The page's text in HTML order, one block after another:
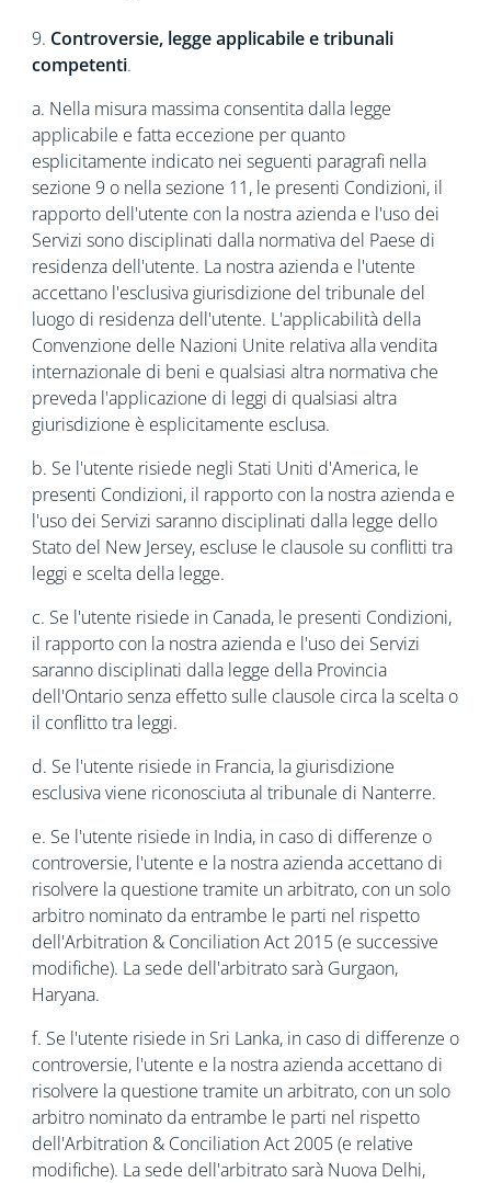
9. Controversie, legge applicabile e tribunali
competenti.
a. Nella misura massima consentita dalla legge
applicabile e fatta eccezione per quanto
esplicitamente indicato nei seguenti paragrafi nella
sezione 9 o nella sezione 11, le presenti Condizioni, il
rapporto dell'utente con la nostra azienda e l'uso dei
Servizi sono disciplinati dalla normativa del Paese di
residenza dell'utente. La nostra azienda e l'utente
accettano l'esclusiva giurisdizione del tribunale del
luogo di residenza dell'utente. L'applicabilità della
Convenzione delle Nazioni Unite relativa alla vendita
internazionale di beni e qualsiasi altra normativa che
preveda l'applicazione di leggi di qualsiasi altra
giurisdizione è esplicitamente esclusa.
b. Se l'utente risiede negli Stati Uniti d'America, le
presenti Condizioni, il rapporto con la nostra azienda e
l'uso dei Servizi saranno disciplinati dalla legge dello
Stato del New Jersey, escluse le clausole su conflitti tra
leggi e scelta della legge.
c. Se l'utente risiede in Canada, le presenti Condizioni,
il rapporto con la nostra azienda e l'uso dei Servizi
saranno disciplinati dalla legge della Provincia
dell'Ontario senza effetto sulle clausole circa la scelta o
il conflitto tra leggi.
d. Se l'utente risiede in Francia, la giurisdizione
esclusiva viene riconosciuta al tribunale di Nanterre.
e. Se l'utente risiede in India, in caso di differenze o
controversie, l'utente e la nostra azienda accettano di
risolvere la questione tramite un arbitrato, con un solo
arbitro nominato da entrambe le parti nel rispetto
dell'Arbitration & Conciliation Act 2015 (e successive
modifiche). La sede dell'arbitrato sarà Gurgaon,
Haryana.
f. Se l'utente risiede in Sri Lanka, in caso di differenze o
controversie, l'utente e la nostra azienda accettano di
risolvere la questione tramite un arbitrato, con un solo
arbitro nominato da entrambe le parti nel rispetto
dell'Arbitration & Conciliation Act 2005 (e relative
modifiche). La sede dell'arbitrato sarà Nuova Delhi,